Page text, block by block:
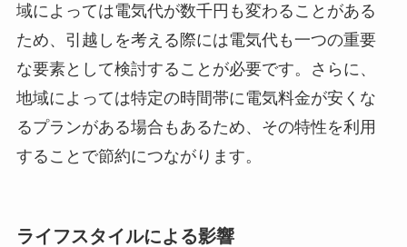
域によっては電気代が数千円も変わることがある
ため、引越しを考える際には電気代も一つの重要
な要素として検討することが必要です。さらに、
地域によっては特定の時間帯に電気料金が安くな
るプランがある場合もあるため、その特性を利用
することで節約につながります。
ライフスタイルによる影響